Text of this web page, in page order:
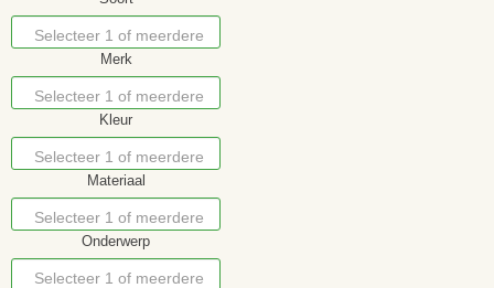
Selecteer 1 of meerdere
opties
Merk
Selecteer 1 of meerdere
opties
Kleur
Selecteer 1 of meerdere
opties
Materiaal
Selecteer 1 of meerdere
opties
Onderwerp
Selecteer 1 of meerdere